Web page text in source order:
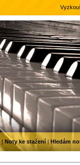
| Noty ke stažení| Hledám